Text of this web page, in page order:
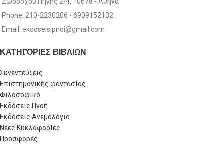
Phone: 210-2230206 - 6909152132
Email: ekdoseis.pnoi@gmail.com
ΚΑΤΗΓΟΡΙΕΣ ΒΙΒΛΙΩΝ
Συνεντεύξεις
Επιστημονικής φαντασίας
Φιλοσοφικό
Εκδόσεις Πνοή
Εκδόσεις Ανεμολόγιο
Νέες Κυκλοφορίες
Προσφορές